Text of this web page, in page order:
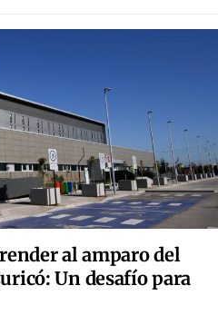
al amparo del
Un desafío para